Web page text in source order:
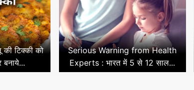
टिक्की को
बनाये...
Serious Warning from Health
Experts : भारत में 5 से 12 साल...